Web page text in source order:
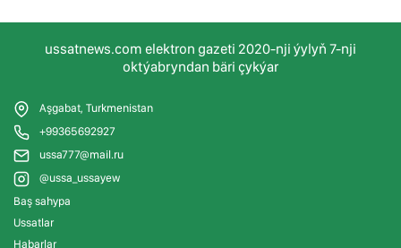
ussatnews.com elektron gazeti 2020-nji ýylyň 7-nji
oktýabryndan bäri çykýar
Aşgabat, Turkmenistan
+99365692927
ussa777@mail.ru
@ussa_ussayew
Baş sahypa
Ussatlar
Habarlar